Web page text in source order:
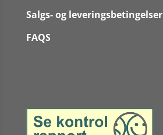
Salgs- og leveringsbetingelser
FAQS